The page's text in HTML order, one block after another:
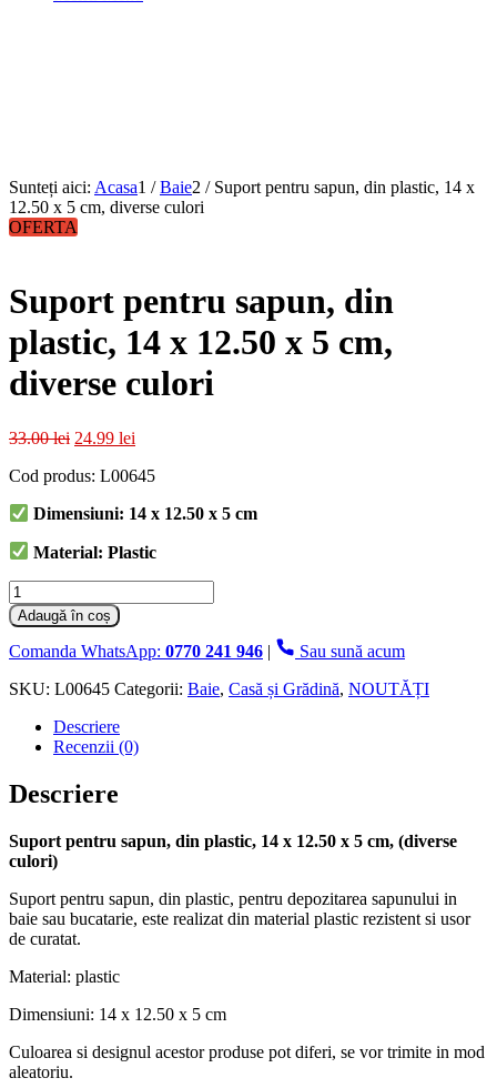
Sunteți aici: Acasa1 / Baie2 / Suport pentru sapun, din plastic, 14 x
12.50 x 5 cm, diverse culori
OFERTA
Suport pentru sapun, din
plastic, 14 x 12.50 x 5 cm,
diverse culori
33.00lei Prețul
a
33.00 lei.
24.99 lei
este:
Cod produs: L00645
Dimensiuni: 14 x 12.50 x 5 cm
Material: Plastic
Cantitate
Suport
pentru
sapun,
plastic,
12.50
5
cm,
culori
Adaugă în coș
Comanda WhatsApp: 0770 241 946 |
Sau sună acum
SKU: L00645 Categorii: Baie, Casă și Grădină, NOUTĂȚI
Descriere
Recenzii (0)
Descriere
Suport pentru sapun, din plastic, 14 x 12.50 x 5 cm, (diverse
culori)
Suport pentru sapun, din plastic, pentru depozitarea sapunului in
baie sau bucatarie, este realizat din material plastic rezistent si usor
de curatat.
Material: plastic
Dimensiuni: 14 x 12.50 x 5 cm
Culoarea si designul acestor produse pot diferi, se vor trimite in mod
aleatoriu.